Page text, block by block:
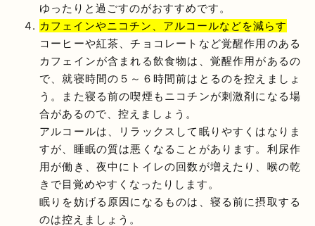
ゆったりと過ごすのがおすすめです。
カフェインやニコチン、アルコールなどを減らす
コーヒーや紅茶、チョコレートなど覚醒作用のある
カフェインが含まれる飲食物は、覚醒作用があるの
で、就寝時間の５～６時間前はとるのを控えましょ
う。また寝る前の喫煙もニコチンが刺激剤になる場
合があるので、控えましょう。
アルコールは、リラックスして眠りやすくはなりま
すが、睡眠の質は悪くなることがあります。利尿作
用が働き、夜中にトイレの回数が増えたり、喉の乾
きで目覚めやすくなったりします。
眠りを妨げる原因になるものは、寝る前に摂取する
のは控えましょう。